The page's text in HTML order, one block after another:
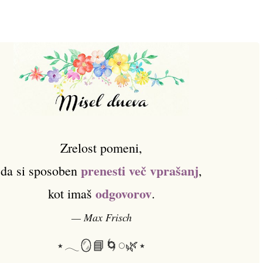
Zrelost pomeni,
da si sposobenprenesti več vprašanj,
kot imaš odgovorov.
— Max Frisch
⋆𓂃🪞📘🌀𓏸🌿⋆